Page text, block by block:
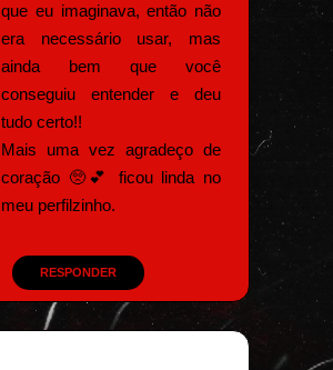
que eu imaginava, então não
era necessário usar, mas
ainda bem que você
conseguiu entender e deu
tudo certo!!
Mais uma vez agradeço de
coração 🥺💕 ficou linda no
meu perfilzinho.
RESPONDER